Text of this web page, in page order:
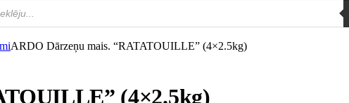
ARDO Dārzeņu mais. “RATATOUILLE” (4×2.5kg)
(4×2.5kg)